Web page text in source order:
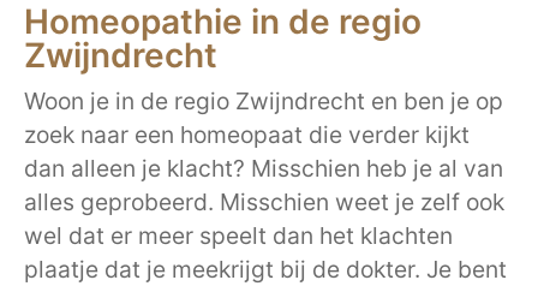
Homeopathie in de regio
Zwijndrecht
Woon je in de regio Zwijndrecht en ben je op
zoek naar een homeopaat die verder kijkt
dan alleen je klacht? Misschien heb je al van
alles geprobeerd. Misschien weet je zelf ook
wel dat er meer speelt dan het klachten
plaatje dat je meekrijgt bij de dokter. Je bent